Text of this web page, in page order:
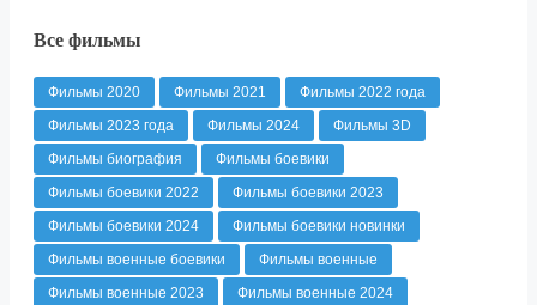
Все фильмы
Фильмы 2020 Фильмы 2021
Фильмы 2022 года
Фильмы 2023 года
Фильмы 2024
Фильмы 3D
Фильмы биография
Фильмы боевики
Фильмы боевики 2022
Фильмы боевики 2023
Фильмы боевики 2024
Фильмы боевики новинки
Фильмы военные боевики
Фильмы военные
Фильмы военные 2023
Фильмы военные 2024